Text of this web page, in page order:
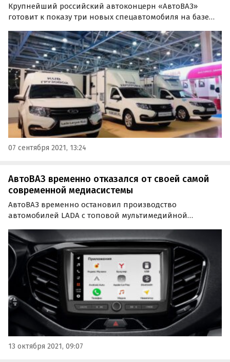
Крупнейший российский автоконцерн «АвтоВАЗ»
готовит к показу три новых спецавтомобиля на базе
фургон» и авторефрижератор Prima.
07 сентября 2021, 13:24
АвтоВАЗ временно отказался от своей самой
современной медиасистемы
АвтоВАЗ временно остановил производство
автомобилей LADA с топовой мультимедийной
конвейер, по крайней мере, до конца 2021 года, пишет
инсайдерское сообщество «Нетипичный АвтоВАЗ» со
ссылкой на…
13 октября 2021, 09:07